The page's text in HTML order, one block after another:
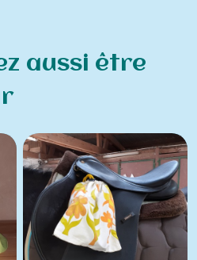
aussi être